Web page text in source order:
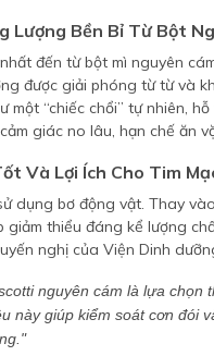
Lượng Bền Bỉ Từ Bột
đến từ bột mì nguyên
được giải phóng từ từ và
một “chiếc chổi” tự nhiên,
giác no lâu, hạn chế ăn
Và Lợi Ích Cho Tim
dụng bơ động vật. Thay
giảm thiểu đáng kể lượng
nghị của Viện Dinh
nguyên cám là lựa chọn
này giúp kiểm soát cơn đói